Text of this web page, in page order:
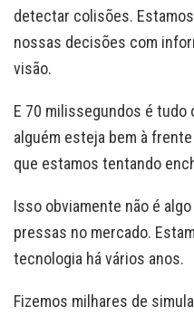
detectar colisões.
nossas decisões com
visão.
E 70 milissegundos é tudo
alguém esteja bem à
que estamos tentando
Isso obviamente não é
pressas no mercado.
tecnologia há vários anos.
Fizemos milhares de